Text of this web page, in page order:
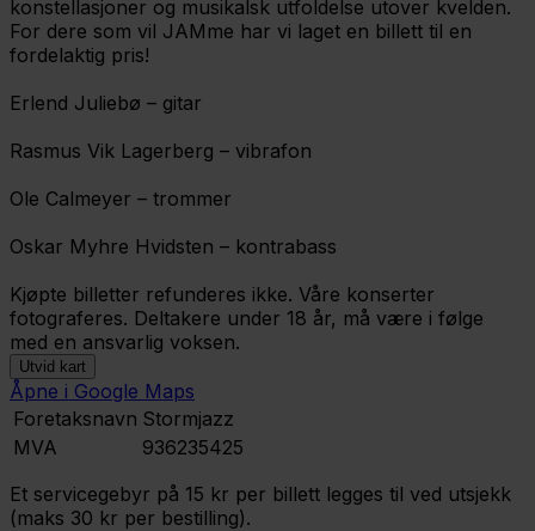
konstellasjoner og musikalsk utfoldelse utover kvelden.
For dere som vil JAMme har vi laget en billett til en
fordelaktig pris!
Erlend Juliebø – gitar
Rasmus Vik Lagerberg – vibrafon
Ole Calmeyer – trommer
Oskar Myhre Hvidsten – kontrabass
Kjøpte billetter refunderes ikke. Våre konserter
fotograferes. Deltakere under 18 år, må være i følge
med en ansvarlig voksen.
Utvid kart
Åpne i Google Maps
Foretaksnavn Stormjazz
MVA
936235425
Et servicegebyr på 15 kr per billett legges til ved utsjekk
(maks 30 kr per bestilling).